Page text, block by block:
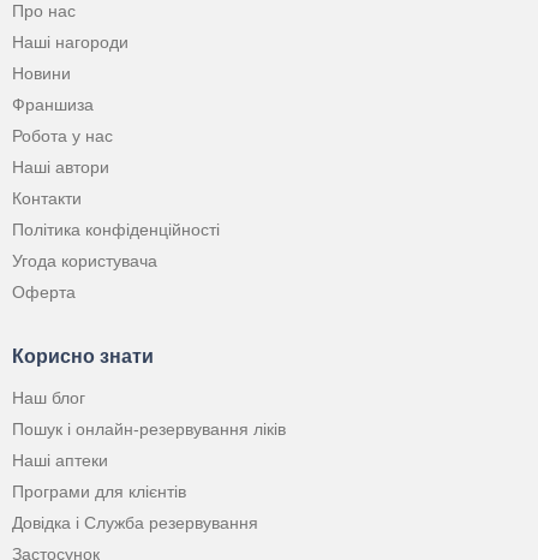
Про нас
Наші нагороди
Новини
Франшиза
Робота у нас
Наші автори
Контакти
Політика конфіденційності
Угода користувача
Оферта
Корисно знати
Наш блог
Пошук і онлайн-резервування ліків
Наші аптеки
Програми для клієнтів
Довідка і Служба резервування
Застосунок